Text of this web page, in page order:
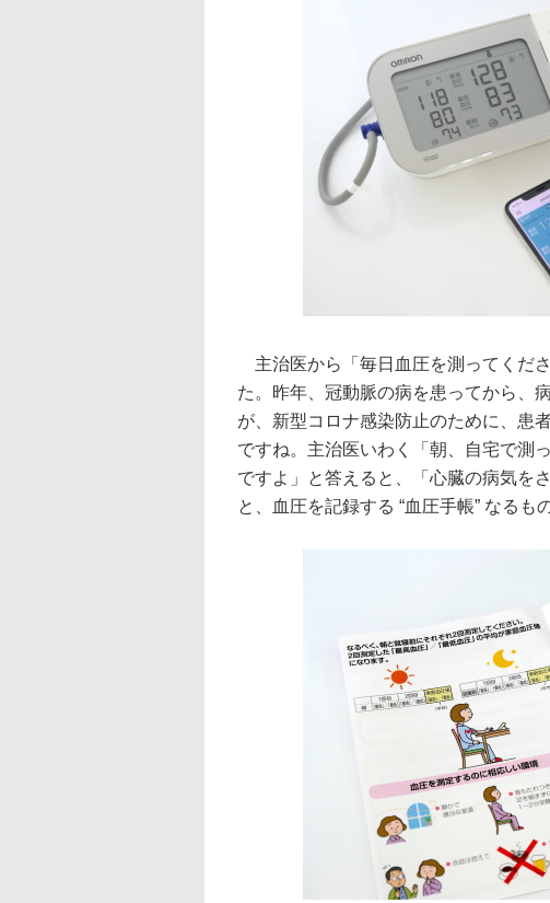
主治医から「毎日血圧を測ってくだ
た。昨年、冠動脈の病を患ってから、
が、新型コロナ感染防止のために、患
ですね。主治医いわく「朝、自宅で測
ですよ」と答えると、「心臓の病気を
と、血圧を記録する “血圧手帳” なるも